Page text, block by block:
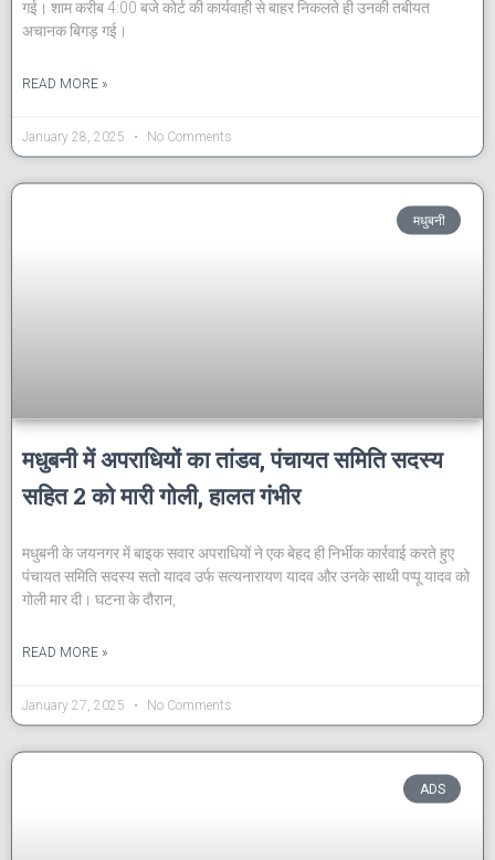
गई। शाम करीब 4:00 बजे कोर्ट की कार्यवाही से बाहर निकलते ही उनकी तबीयत
अचानक बिगड़ गई।
READ MORE »
January 28, 2025 No Comments
मधुबनी
मधुबनी में अपराधियों का तांडव, पंचायत समिति सदस्य
सहित 2 को मारी गोली, हालत गंभीर
मधुबनी के जयनगर में बाइक सवार अपराधियों ने एक बेहद ही निर्भीक कार्रवाई करते हुए
पंचायत समिति सदस्य सतो यादव उर्फ सत्यनारायण यादव और उनके साथी पप्पू यादव को
गोली मार दी। घटना के दौरान,
READ MORE »
January 27, 2025 No Comments
ADS